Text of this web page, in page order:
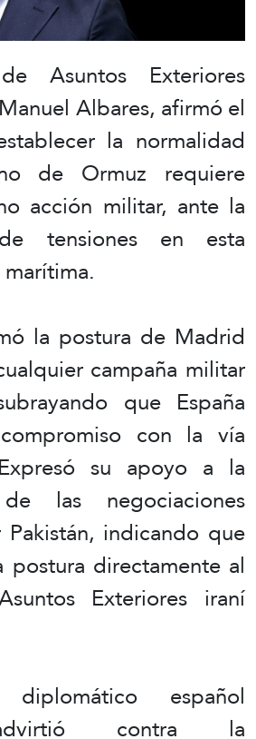
Asuntos Exteriores
Albares, afirmó el
la normalidad
de Ormuz requiere
acción militar, ante la
tensiones en esta
la postura de Madrid
campaña militar
que España
con la vía
su apoyo a la
las negociaciones
indicando que
postura directamente al
Exteriores iraní
español
contra la